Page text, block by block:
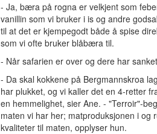
- Ja, bæra på rogna er velkjent som
vanillin som vi bruker i is og andre
til at det er kjempegodt både å spise
som vi ofte bruker blåbæra til.
- Når safarien er over og dere har
- Da skal kokkene på Bergmannskroa
har plukket, og vi kaller det en 4-retter
en hemmelighet, sier Ane. - "Terroir"-
maten vi har her; matproduksjonen i og
kvaliteter til maten, opplyser hun.